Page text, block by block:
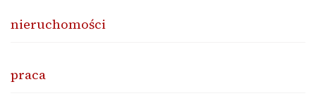
nieruchomości
praca